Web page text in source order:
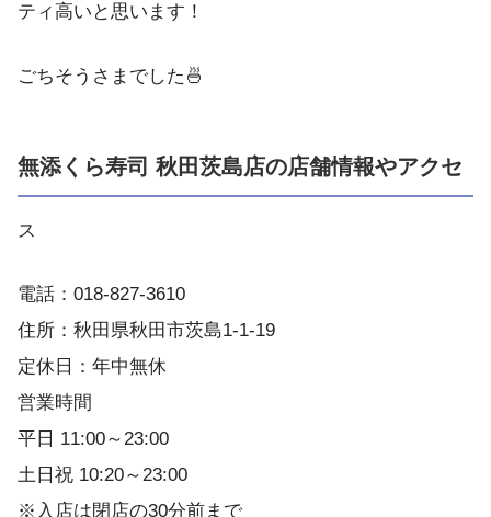
ティ高いと思います！
ごちそうさまでした🍜
無添くら寿司 秋田茨島店の店舗情報やアクセ
ス
電話：018-827-3610
住所：秋田県秋田市茨島1-1-19
定休日：年中無休
営業時間
平日 11:00～23:00
土日祝 10:20～23:00
※入店は閉店の30分前まで